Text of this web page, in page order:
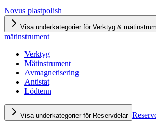
Novus plastpolish
Visa underkategorier för Verktyg &
mätinstrument
Verktyg
Mätinstrument
Avmagnetisering
Antistat
Lödtenn
Visa underkategorier för Reservdelar